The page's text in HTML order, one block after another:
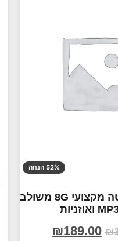
52% הנחה
מכשיר הקלטה מקצועי 8G משולב
₪
₪189.00